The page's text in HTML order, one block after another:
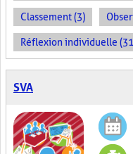
Classement (3)
Réflexion individuelle
SVA